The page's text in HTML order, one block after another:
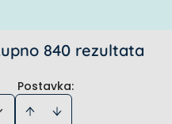
840 rezultata
Postavka: